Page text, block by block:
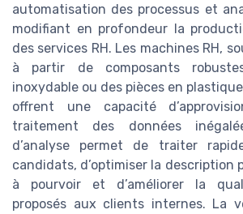
automatisation des processus et
modifiant en profondeur la
des services RH. Les machines RH,
à partir de composants
inoxydable ou des pièces en
offrent une capacité
traitement des données
d’analyse permet de traiter
candidats, d’optimiser la description
à pourvoir et d’améliorer la
proposés aux clients internes. La